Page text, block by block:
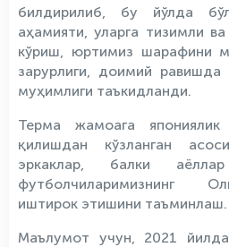
билдирилиб, бу йўлда
аҳамияти, уларга тизимли
кўриш, юртимиз шарафини
зарурлиги, доимий
муҳимлиги таъкидланди.
Терма жамоага
қилишдан кўзланган
эркаклар, балки
футболчиларимизнинг
иштирок этишини таъминлаш.
Маълумот учун, 2021